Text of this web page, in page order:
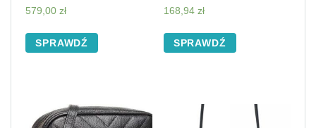
579,00 zł
SPRAWDŹ
168,94 zł
SPRAWDŹ